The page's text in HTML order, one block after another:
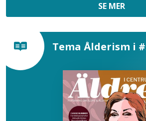
SE MER
Tema Ålderism i